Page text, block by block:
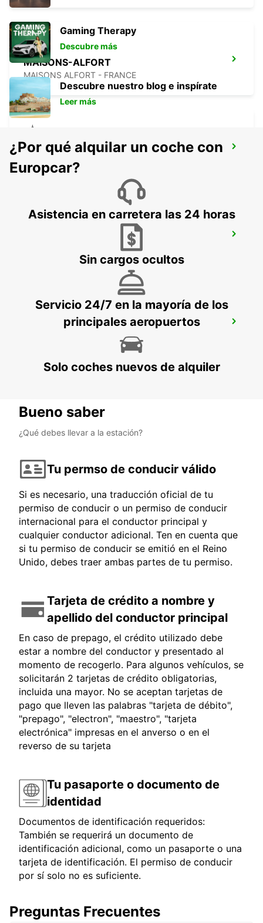
MAISONS-ALFORT
MAISONS ALFORT - FRANCE
PARÍS ETOILE FOCH
PARIS - FRANCE
PARÍS PARQUE DE LOS PRÍNCIPES
AEROPUERTO DE PARÍS ORLY
Gaming Therapy
Descubre más
Descubre nuestro blog e inspírate
Leer más
¿Por qué alquilar un coche con
Europcar?
Asistencia en carretera las 24 horas
Sin cargos ocultos
Servicio 24/7 en la mayoría de los
principales aeropuertos
Solo coches nuevos de alquiler
Bueno saber
¿Qué debes llevar a la estación?
Tu permso de conducir válido
Si es necesario, una traducción oficial de tu
permiso de conducir o un permiso de conducir
internacional para el conductor principal y
cualquier conductor adicional. Ten en cuenta que
si tu permiso de conducir se emitió en el Reino
Unido, debes traer ambas partes de tu permiso.
Tarjeta de crédito a nombre y
apellido del conductor principal
En caso de prepago, el crédito utilizado debe
estar a nombre del conductor y presentado al
momento de recogerlo. Para algunos vehículos, se
solicitarán 2 tarjetas de crédito obligatorias,
incluida una mayor. No se aceptan tarjetas de
pago que lleven las palabras "tarjeta de débito",
"prepago", "electron", "maestro", "tarjeta
electrónica" impresas en el anverso o en el
reverso de su tarjeta
Tu pasaporte o documento de
identidad
Documentos de identificación requeridos:
También se requerirá un documento de
identificación adicional, como un pasaporte o una
tarjeta de identificación. El permiso de conducir
por sí solo no es suficiente.
Preguntas Frecuentes